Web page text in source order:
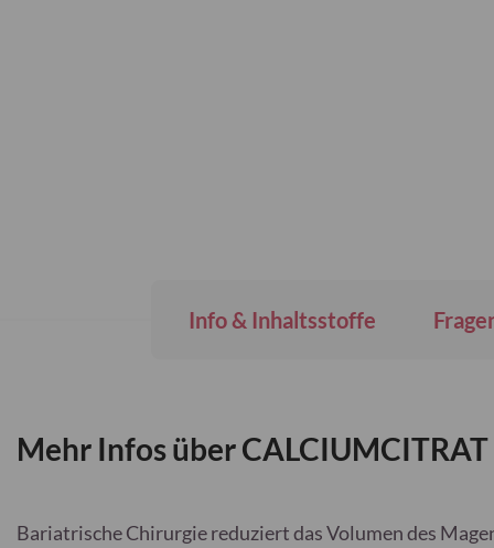
Info & Inhaltsstoffe
Mehr Infos über CALCIUMCITRAT
Bariatrische Chirurgie reduziert das Volumen des